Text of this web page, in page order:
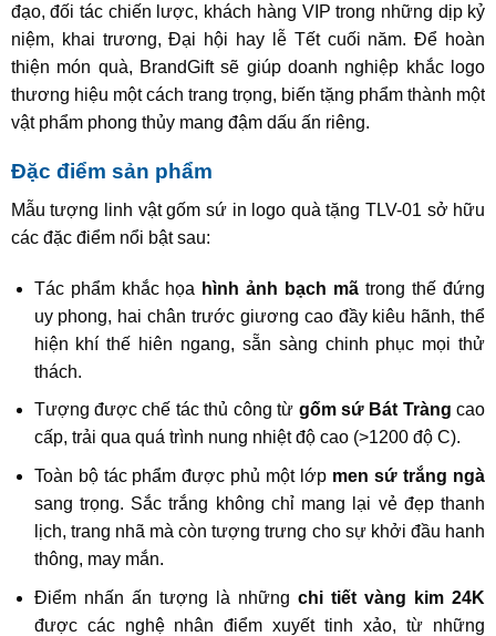
đạo, đối tác chiến lược, khách hàng VIP trong những dịp kỷ
niệm, khai trương, Đại hội hay lễ Tết cuối năm. Để hoàn
thiện món quà, BrandGift sẽ giúp doanh nghiệp khắc logo
thương hiệu một cách trang trọng, biến tặng phẩm thành một
vật phẩm phong thủy mang đậm dấu ấn riêng.
Đặc điểm sản phẩm
Mẫu tượng linh vật gốm sứ in logo quà tặng TLV-01 sở hữu
các đặc điểm nổi bật sau:
Tác phẩm khắc họa hình ảnh bạch mã trong thế đứng
uy phong, hai chân trước giương cao đầy kiêu hãnh, thể
hiện khí thế hiên ngang, sẵn sàng chinh phục mọi thử
thách.
Tượng được chế tác thủ công từ gốm sứ Bát Tràng cao
cấp, trải qua quá trình nung nhiệt độ cao (>1200 độ C).
Toàn bộ tác phẩm được phủ một lớp men sứ trắng ngà
sang trọng. Sắc trắng không chỉ mang lại vẻ đẹp thanh
lịch, trang nhã mà còn tượng trưng cho sự khởi đầu hanh
thông, may mắn.
Điểm nhấn ấn tượng là những chi tiết vàng kim 24K
được các nghệ nhân điểm xuyết tinh xảo, từ những